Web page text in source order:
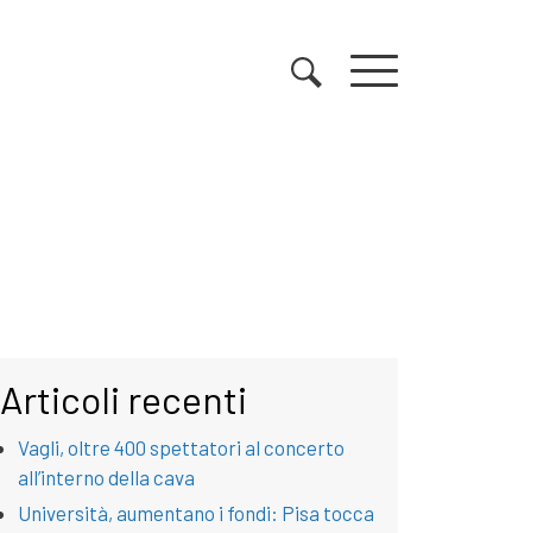
Articoli recenti
Vagli, oltre 400 spettatori al concerto
all’interno della cava
Università, aumentano i fondi: Pisa tocca